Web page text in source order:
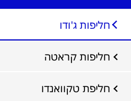
חליפות ג'ודו
חליפות קראטה
חליפת טקוואנדו